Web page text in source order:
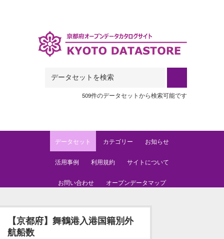
509件のデータセットから検索可能です
データセット カテゴリー お知らせ
活用事例 利用規約 サイトについて
お問い合わせ オープンデータマップ
【京都府】舞鶴港入港国籍別外
航船数